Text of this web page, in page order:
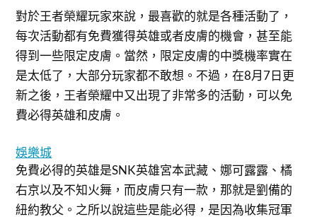
對於王者榮耀玩家來說，最喜歡的就是各種活動了，
每次活動都有免費獲得英雄或者皮膚的機會，甚至能
得到一些限定皮膚。當然，限定皮膚的中獎機率實在
是太低了，大部分玩家都不敢想。不過，在8月7日更
新之後，王者榮耀中又出現了非常多的活動，可以免
費必得英雄和皮膚。
娛樂城
免費必得的英雄是SNK英雄宮本武藏、娜可露露、橘
右京以及不知火舞，而皮膚只有一款，那就是劉備的
紐約教父。之所以說這些是能必得，是因為收集冠軍